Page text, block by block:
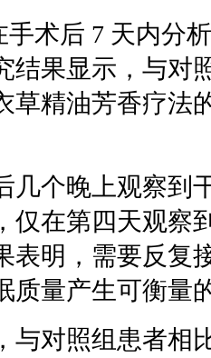
术后 7 天内分
结果显示，与对
草精油芳香疗法
几个晚上观察到
仅在第四天观察
表明，需要反复
质量产生可衡量
与对照组患者相